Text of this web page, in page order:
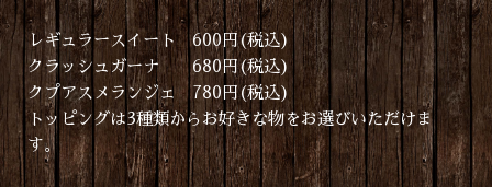
レギュラースイート 600円(税込)
クラッシュガーナ 680円(税込)
クプアスメランジェ 780円(税込)
トッピングは3種類からお好きな物をお選びいただけま
す。